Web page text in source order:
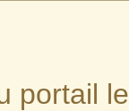
portail